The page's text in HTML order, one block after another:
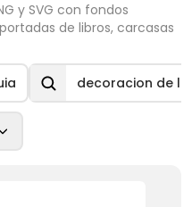
y SVG con fondos
de libros, carcasas
decoracion de